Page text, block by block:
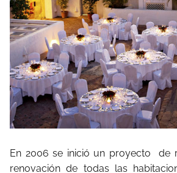
En 2006 se inició un proyecto
de
renovación de todas las